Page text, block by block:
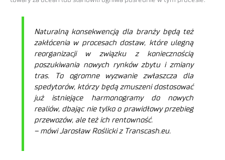
Naturalną konsekwencją dla branży będą też
zakłócenia w procesach dostaw, które ulegną
reorganizacji w związku z koniecznością
poszukiwania nowych rynków zbytu i zmiany
tras. To ogromne wyzwanie zwłaszcza dla
spedytorów, którzy będą zmuszeni dostosować
już istniejące harmonogramy do nowych
realiów, dbając nie tylko o prawidłowy przebieg
przewozów, ale też ich rentowność.
– mówi Jarosław Roślicki z Transcash.eu.